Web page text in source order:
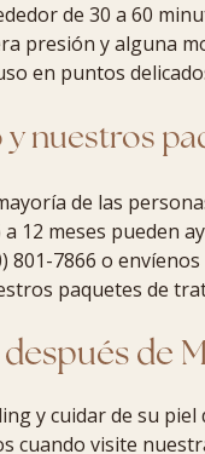
de 30 a 60
presión y alguna
en puntos
nuestros
de las
12 meses pueden
801-7866 o
paquetes de
de
y cuidar de su
cuando visite